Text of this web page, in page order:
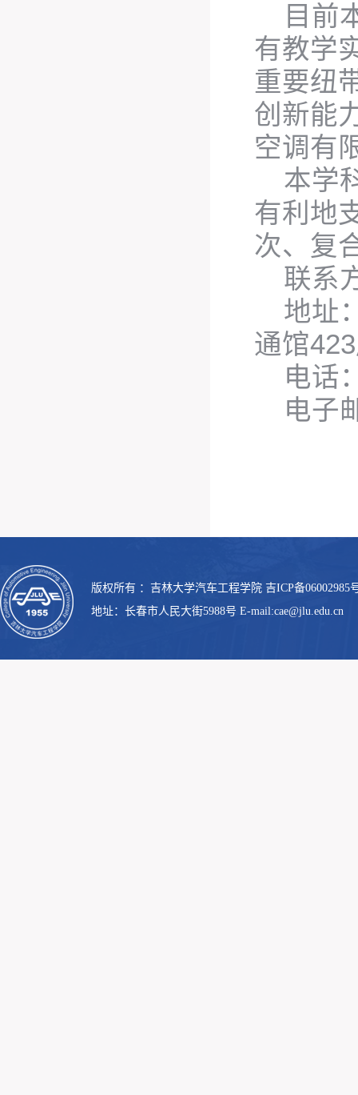
目前
有教学
重要纽
创新能
空调有
本学
有利地
次、复
联系
地址
通馆
电话
电子
版权所有 ：吉林大学汽车工程学院 吉ICP备06002985
地址：长春市人民大街5988号 E-mail:cae@jlu.edu.cn